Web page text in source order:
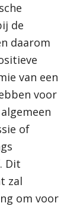
de
daarom
van een
voor
of
Dit
zal
om voor